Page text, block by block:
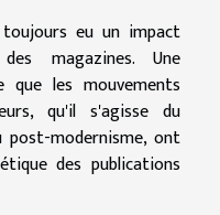
eu un impact
magazines. Une
que les mouvements
qu'il s'agisse du
modernisme, ont
des publications